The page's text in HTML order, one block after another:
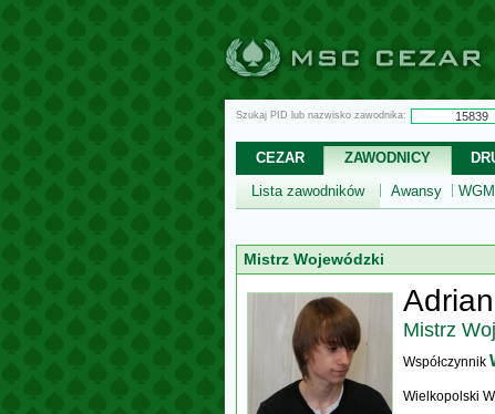
Szukaj PID lub nazwisko zawodnika:
CEZAR ZAWODNICY
Lista zawodników
Awansy
Mistrz Wojewódzki
Mistrz
Współczynnik
Wielkopolski